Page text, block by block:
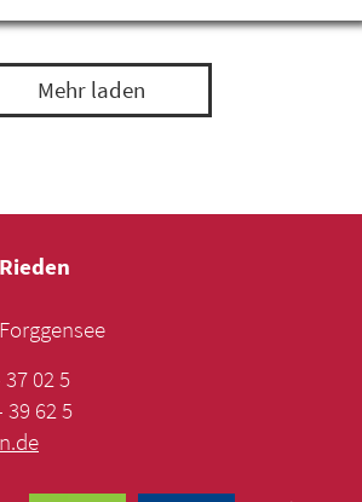
Mehr laden
37 02 5
39 62 5
.de